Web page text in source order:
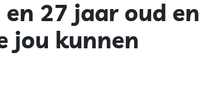
27 jaar oud en
jou kunnen